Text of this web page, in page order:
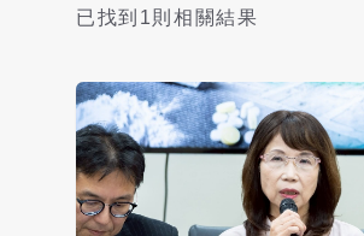
已找到1則相關結果